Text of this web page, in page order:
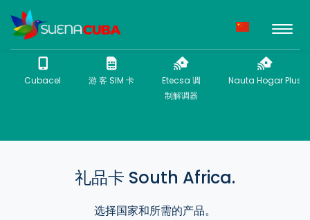
Cubacel 游 客 SIM 卡
Etecsa 调
制解调器
Nauta Hogar Plus
礼品卡 South Africa.
选择国家和所需的产品。